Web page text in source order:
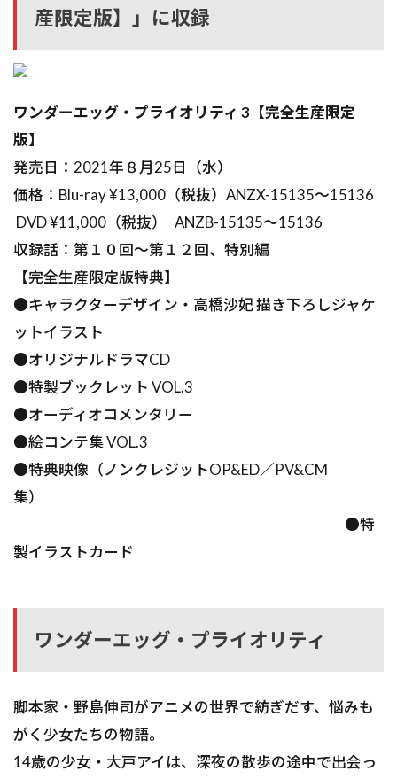
産限定版】」に収録
ワンダーエッグ・プライオリティ 3【完全生産限定
版】
発売日：2021年８月25日（水）
価格：Blu-ray ¥13,000（税抜）ANZX-15135～15136
DVD ¥11,000（税抜） ANZB-15135～15136
収録話：第１０回～第１２回、特別編
【完全生産限定版特典】
●キャラクターデザイン・高橋沙妃 描き下ろしジャケ
ットイラスト
●オリジナルドラマCD
●特製ブックレット VOL.3
●オーディオコメンタリー
●絵コンテ集 VOL.3
●特典映像（ノンクレジットOP&ED／PV&CM
集）
●特
製イラストカード
ワンダーエッグ・プライオリティ
脚本家・野島伸司がアニメの世界で紡ぎだす、悩みも
がく少女たちの物語――。
14歳の少女・大戸アイは、深夜の散歩の途中で出会っ